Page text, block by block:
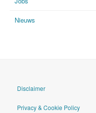
Nieuws
Disclaimer
Privacy & Cookie Policy